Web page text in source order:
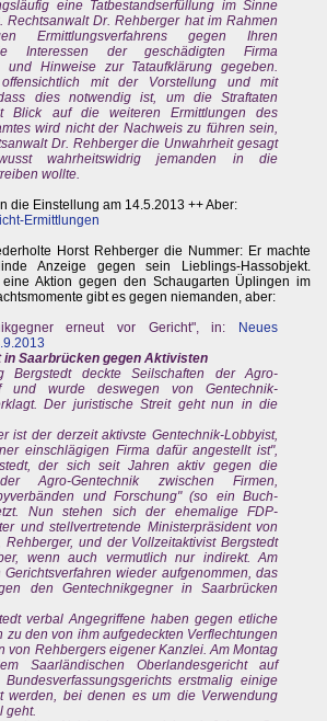
eine Tatbestandserfüllung im Sinne
Rechtsanwalt Dr. Rehberger hat im Rahmen
Ermittlungsverfahrens gegen Ihren
Interessen der geschädigten Firma
und Hinweise zur Tataufklärung gegeben.
mit der Vorstellung und mit
dies notwendig ist, um die Straftaten
Blick auf die weiteren Ermittlungen des
wird nicht der Nachweis zu führen sein,
Dr. Rehberger die Unwahrheit gesagt
wahrheitswidrig jemanden in die
wollte.
die Einstellung am 14.5.2013 ++ Aber:
Ermittlungen
Horst Rehberger die Nummer: Er machte
Anzeige gegen sein Lieblings-Hassobjekt.
Aktion gegen den Schaugarten Üplingen im
gibt es gegen niemanden, aber:
erneut vor Gericht", in:
Neues
in Saarbrücken gegen Aktivisten
Bergstedt deckte Seilschaften der Agro-
und wurde deswegen von Gentechnik-
Der juristische Streit geht nun in die
ist der derzeit aktivste Gentechnik-Lobbyist,
einschlägigen Firma dafür angestellt ist",
der sich seit Jahren aktiv gegen die
Agro-Gentechnik zwischen Firmen,
und Forschung" (so ein Buch-
Nun stehen sich der ehemalige FDP-
und stellvertretende Ministerpräsident von
Rehberger, und der Vollzeitaktivist Bergstedt
wenn auch vermutlich nur indirekt. Am
wieder aufgenommen, das
den Gentechnikgegner in Saarbrücken
verbal Angegriffene haben gegen etliche
zu den von ihm aufgedeckten Verflechtungen
von Rehbergers eigener Kanzlei. Am Montag
Saarländischen Oberlandesgericht auf
erstmalig einige
werden, bei denen es um die Verwendung
geht.